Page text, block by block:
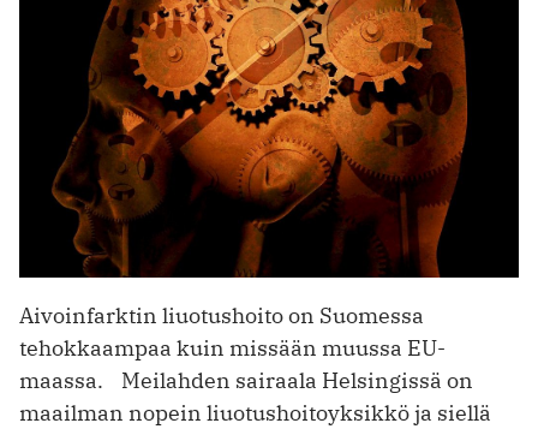
Aivoinfarktin liuotushoito on Suomessa
tehokkaampaa kuin missään muussa EU-
maassa. Meilahden sairaala Helsingissä on
maailman nopein liuotushoitoyksikkö ja siellä